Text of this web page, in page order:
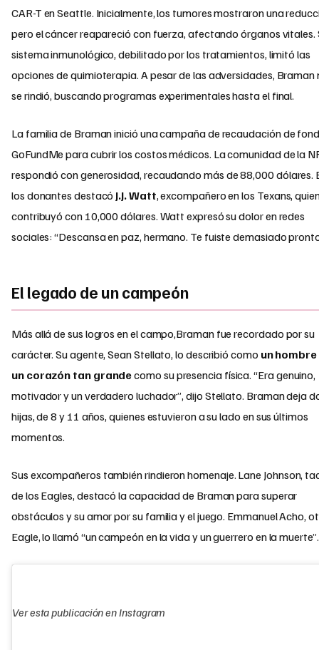
CAR-T en Seattle. Inicialmente, los tumores mostraron una
pero el cáncer reapareció con fuerza, afectando órganos vitales.
sistema inmunológico, debilitado por los tratamientos, limitó las
opciones de quimioterapia. A pesar de las adversidades, Braman
se rindió, buscando programas experimentales hasta el final.
La familia de Braman inició una campaña de recaudación de
GoFundMe para cubrir los costos médicos. La comunidad de la
respondió con generosidad, recaudando más de 88,000 dólares.
los donantes destacó J.J. Watt, excompañero en los Texans,
contribuyó con 10,000 dólares. Watt expresó su dolor en redes
sociales: “Descansa en paz, hermano. Te fuiste demasiado
El legado de un campeón
Más allá de sus logros en el campo,Braman fue recordado por su
carácter. Su agente, Sean Stellato, lo describió como un
un corazón tan grandecomo su presencia física. “Era genuino,
motivador y un verdadero luchador”, dijo Stellato. Braman deja
hijas, de 8 y 11 años, quienes estuvieron a su lado en sus últimos
momentos.
Sus excompañeros también rindieron homenaje. Lane Johnson,
de los Eagles, destacó la capacidad de Braman para superar
obstáculos y su amor por su familia y el juego. Emmanuel Acho,
Eagle, lo llamó “un campeón en la vida y un guerrero en la muerte”.
Ver esta publicación en Instagram